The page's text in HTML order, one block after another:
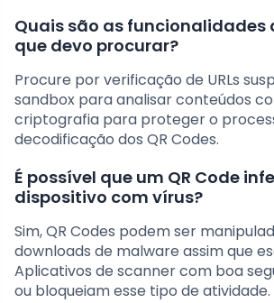
Quais são as funcionalidades
que devo procurar?
Procure por verificação de URLs
sandbox para analisar conteúdos
criptografia para proteger o
decodificação dos QR Codes.
É possível que um QR Code
dispositivo com vírus?
Sim, QR Codes podem ser
downloads de malware assim que
Aplicativos de scanner com boa
ou bloqueiam esse tipo de atividade.